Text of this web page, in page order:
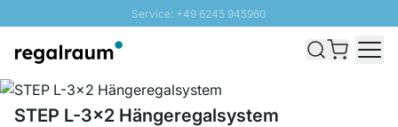
Service: +49 6245 945960
Schnelle Lieferung - Gratis Versand ab 100€
SUNNY SALE: Bis zu 20% Rabatt
STEP L-3x2 Hängeregalsystem